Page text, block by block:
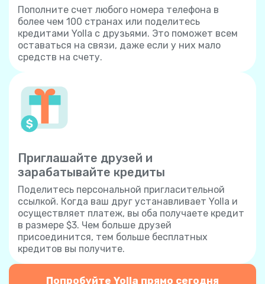
Пополните счет любого номера телефона в
более чем 100 странах или поделитесь
кредитами Yolla с друзьями. Это поможет всем
оставаться на связи, даже если у них мало
средств на счету.
Приглашайте друзей и
зарабатывайте кредиты
Поделитесь персональной пригласительной
ссылкой. Когда ваш друг устанавливает Yolla и
осуществляет платеж, вы оба получаете кредит
в размере $3. Чем больше друзей
присоединится, тем больше бесплатных
кредитов вы получите.
Попробуйте Yolla прямо сегодня